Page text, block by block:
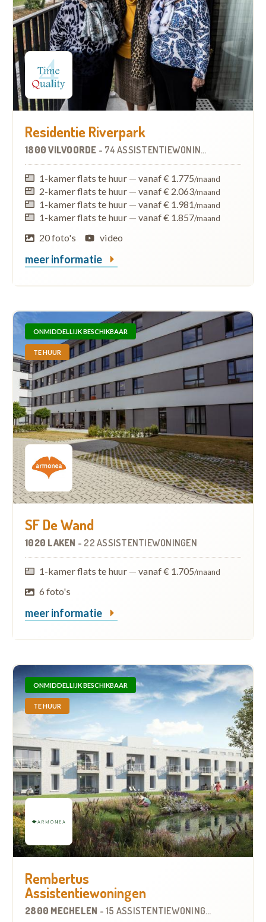
Residentie Riverpark
1800 VILVOORDE - 74 ASSISTENTIEWONINGEN
1-kamer flats te huur — vanaf € 1.775/maand
2-kamer flats te huur — vanaf € 2.063/maand
1-kamer flats te huur — vanaf € 1.981/maand
1-kamer flats te huur — vanaf € 1.857/maand
20 foto's video
meer informatie
ONMIDDELLIJK BESCHIKBAAR
TE HUUR
SF De Wand
1020 LAKEN - 22 ASSISTENTIEWONINGEN
1-kamer flats te huur — vanaf € 1.705/maand
6 foto's
meer informatie
ONMIDDELLIJK BESCHIKBAAR
TE HUUR
Rembertus
Assistentiewoningen
2800 MECHELEN - 15 ASSISTENTIEWONINGEN